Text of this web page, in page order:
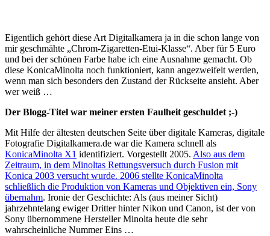
Eigentlich gehört diese Art Digitalkamera ja in die schon lange von
mir geschmähte „Chrom-Zigaretten-Etui-Klasse“. Aber für 5 Euro
und bei der schönen Farbe habe ich eine Ausnahme gemacht. Ob
diese KonicaMinolta noch funktioniert, kann angezweifelt werden,
wenn man sich besonders den Zustand der Rückseite ansieht. Aber
wer weiß …
Der Blogg-Titel war meiner ersten Faulheit geschuldet ;-)
Mit Hilfe der ältesten deutschen Seite über digitale Kameras, digitale
Fotografie Digitalkamera.de war die Kamera schnell als
KonicaMinolta X1 identifiziert. Vorgestellt 2005. Also aus dem
Zeitraum, in dem Minoltas Rettungsversuch durch Fusion mit
Konica 2003 versucht wurde. 2006 stellte KonicaMinolta
schließlich die Produktion von Kameras und Objektiven ein, Sony
übernahm. Ironie der Geschichte: Als (aus meiner Sicht)
jahrzehntelang ewiger Dritter hinter Nikon und Canon, ist der von
Sony übernommene Hersteller Minolta heute die sehr
wahrscheinliche Nummer Eins …